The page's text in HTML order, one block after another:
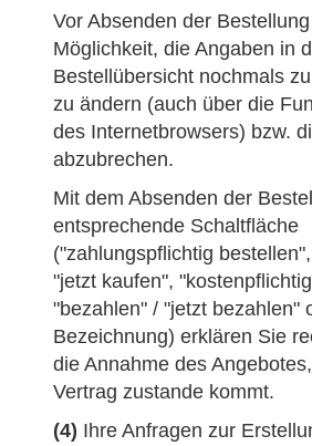
Vor Absenden der
Möglichkeit, die Angaben in
Bestellübersicht nochmals
zu ändern (auch über die
des Internetbrowsers) bzw.
abzubrechen.
Mit dem Absenden der
entsprechende Schaltfläche
("zahlungspflichtig
"jetzt kaufen",
"bezahlen" / "jetzt bezahlen"
Bezeichnung) erklären Sie
die Annahme des
Vertrag zustande kommt.
(4) Ihre Anfragen zur